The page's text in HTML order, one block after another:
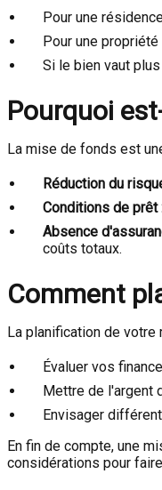
Pour une
Pour une
Si le bien vaut
Pourquoi
La mise de fonds est
Réduction du
Conditions de prêt
Absence
coûts totaux.
Comment
La planification de
Évaluer vos
Mettre de l'argent
Envisager
En fin de compte, une
considérations pour